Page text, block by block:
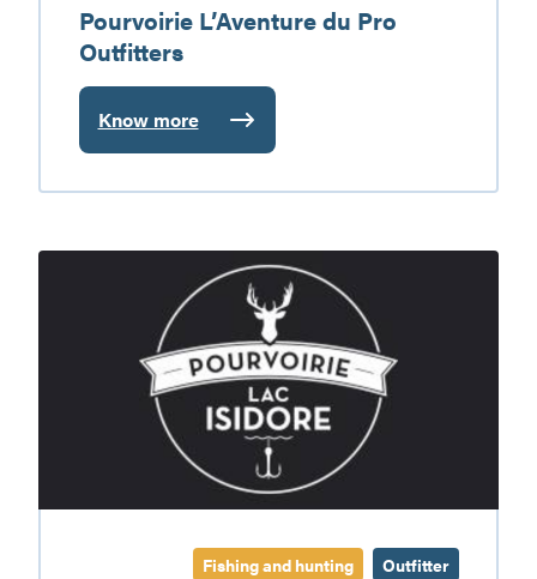
Pourvoirie L’Aventure du Pro
Outfitters
Know more
:
Pourvoirie
L’Aventure
Pro
Pourvoirie
Fishing and hunting Outfitter